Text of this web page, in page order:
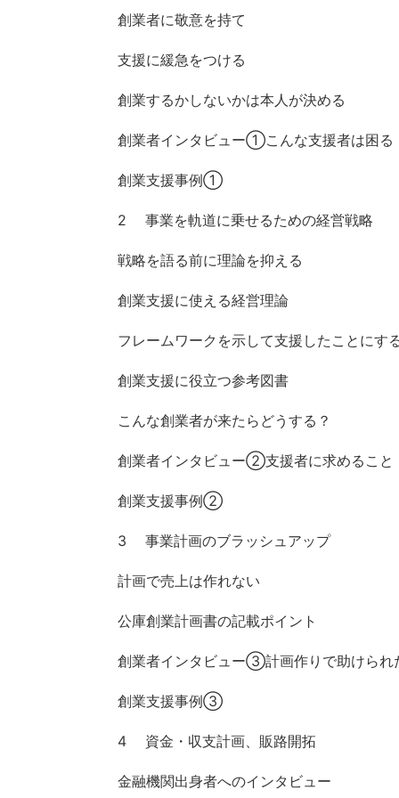
創業者に敬意を持て
支援に緩急をつける
創業するかしないかは本人が決める
創業者インタビュー①こんな支援者は困る
創業支援事例①
2 事業を軌道に乗せるための経営戦略
戦略を語る前に理論を抑える
創業支援に使える経営理論
フレームワークを示して支援したことにす
創業支援に役立つ参考図書
こんな創業者が来たらどうする？
創業者インタビュー②支援者に求めること
創業支援事例②
3 事業計画のブラッシュアップ
計画で売上は作れない
公庫創業計画書の記載ポイント
創業者インタビュー③計画作りで助けられ
創業支援事例③
4 資金・収支計画、販路開拓
金融機関出身者へのインタビュー